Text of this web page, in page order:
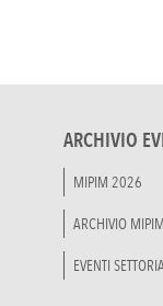
ARCHIVIO
MIPIM 2026
ARCHIVIO MIPIM
EVENTI